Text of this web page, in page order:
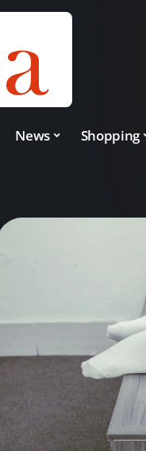
News Shopping